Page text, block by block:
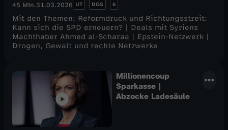
45 Min.31.03.2026 UT DGS 6
Mit den Themen: Reformdruck und Richtungsstreit:
Kann sich die SPD erneuern? | Deals mit Syriens
Machthaber Ahmed al-Scharaa | Epstein-Netzwerk |
Drogen, Gewalt und rechte Netzwerke
Millionencoup
Sparkasse |
Abzocke Ladesäule